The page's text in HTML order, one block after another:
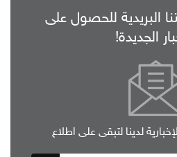
البريدية للحصول على
الجديدة!
لدينا لتبقى على اطلاع